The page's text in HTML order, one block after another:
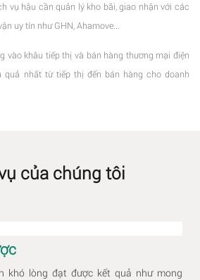
vụ hậu cần quản lý kho bãi, giao nhận với các
uy tín như GHN, Ahamove...
vào khâu tiếp thị và bán hàng thương mại điện
quả nhất từ tiếp thị đến bán hàng cho doanh
của chúng tôi
khó lòng đạt được kết quả như mong